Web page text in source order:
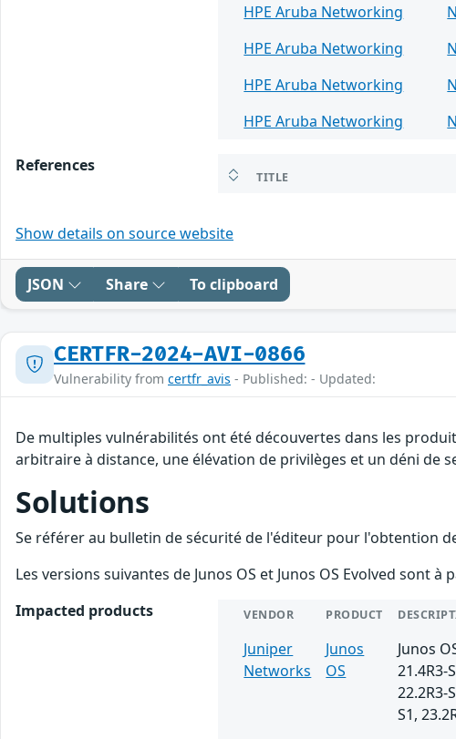
HPE Aruba Networking
HPE Aruba Networking
HPE Aruba Networking
HPE Aruba Networking
References
TITLE
Show details on source website
JSON Share To clipboard
CERTFR-2024-AVI-0866
Vulnerability from certfr_avis - Published: - Updated:
De multiples vulnérabilités ont été découvertes dans les
arbitraire à distance, une élévation de privilèges et un déni de
Solutions
Se référer au bulletin de sécurité de l'éditeur pour l'obtention
Les versions suivantes de Junos OS et Junos OS Evolved sont à
Impacted products
VENDOR PRODUCT
Juniper
Networks
Junos
OS
Junos
21.4R3-
22.2R3-
S1,